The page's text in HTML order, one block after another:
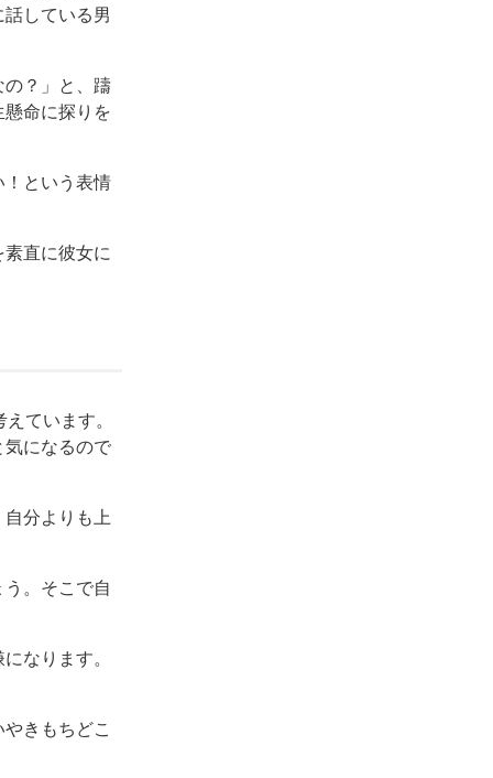
している男
の？」と、躊
命に探りを
！という表情
直に彼女に
ています。
気になるので
分よりも上
。そこで自
なります。
きもちどこ